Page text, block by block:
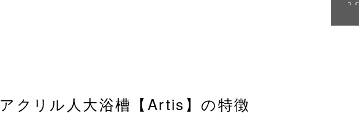
アクリル人大浴槽【Artis】の特徴